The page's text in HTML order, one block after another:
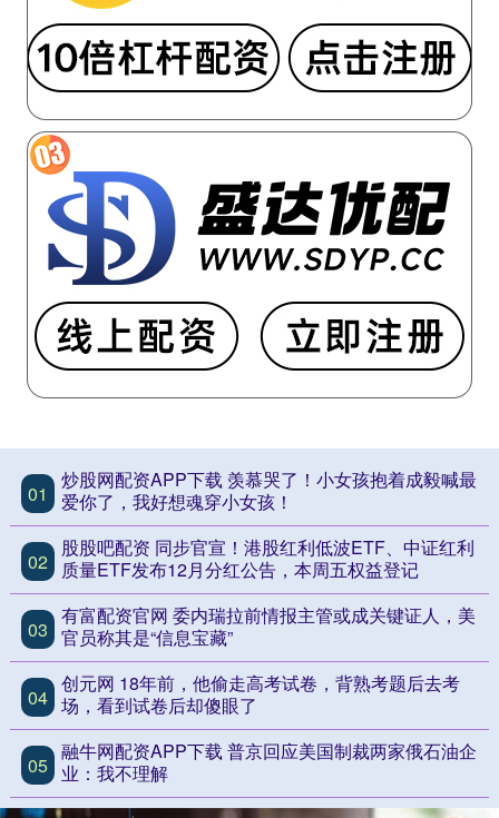
01
炒股网配资APP下载 羡慕哭了！小女孩抱着成毅喊最
爱你了，我好想魂穿小女孩！
02
股股吧配资 同步官宣！港股红利低波ETF、中证红利
质量ETF发布12月分红公告，本周五权益登记
03
有富配资官网 委内瑞拉前情报主管或成关键证人，美
官员称其是“信息宝藏”
04
创元网 18年前，他偷走高考试卷，背熟考题后去考
场，看到试卷后却傻眼了
05
融牛网配资APP下载 普京回应美国制裁两家俄石油企
业：我不理解